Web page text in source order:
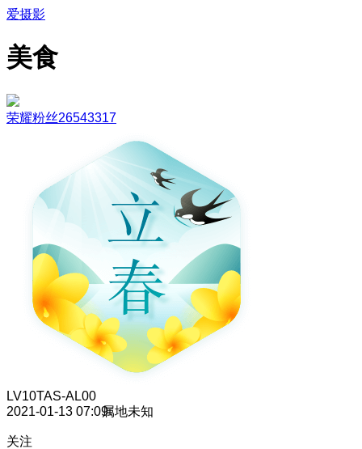
爱摄影
美食
荣耀粉丝26543317
LV10TAS-AL00
2021-01-13 07:09属地未知
关注